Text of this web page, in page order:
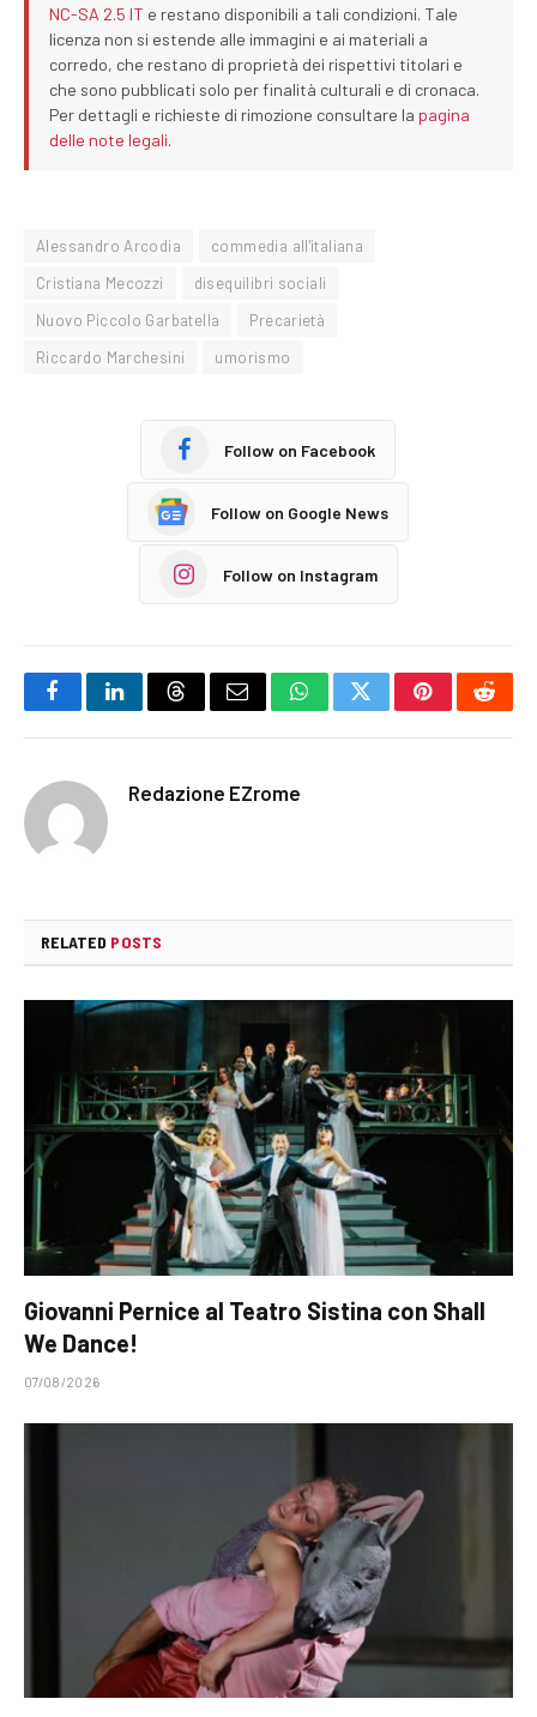
NC-SA 2.5 IT e restano disponibili a tali condizioni. Tale
licenza non si estende alle immagini e ai materiali a
corredo, che restano di proprietà dei rispettivi titolari e
che sono pubblicati solo per finalità culturali e di cronaca.
Per dettagli e richieste di rimozione consultare la pagina
delle note legali.
Alessandro Arcodia
commedia all'italiana
Cristiana Mecozzi
disequilibri sociali
Nuovo Piccolo Garbatella
Precarietà
Riccardo Marchesini
umorismo
Follow on Facebook
Follow on Google News
Follow on Instagram
FacebookLinkedInThreadsEmail WhatsAppTwitterPinterest
Redazione EZrome
RELATED POSTS
Giovanni Pernice al Teatro Sistina con Shall
We Dance!
07/08/2026